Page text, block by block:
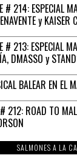
# 214: ESPECIAL
y KAISER
# 213: ESPECIAL
DMASSO y
BALEAR EN EL
212: ROAD TO
SALMONES A LA